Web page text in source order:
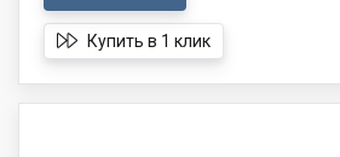
Купить в 1 клик